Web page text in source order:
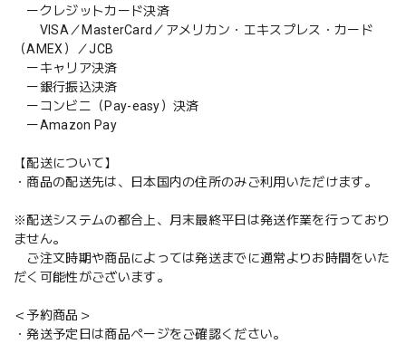
ークレジットカード決済
VISA／MasterCard／アメリカン・エキスプレス・カード
（AMEX）／JCB
ーキャリア決済
ー銀行振込決済
ーコンビニ（Pay-easy）決済
ーAmazon Pay
【配送について】
・商品の配送先は、日本国内の住所のみご利用いただけます。
※配送システムの都合上、月末最終平日は発送作業を行っており
ません。
ご注文時期や商品によっては発送までに通常よりお時間をいた
だく可能性がございます。
＜予約商品＞
・発送予定日は商品ページをご確認ください。